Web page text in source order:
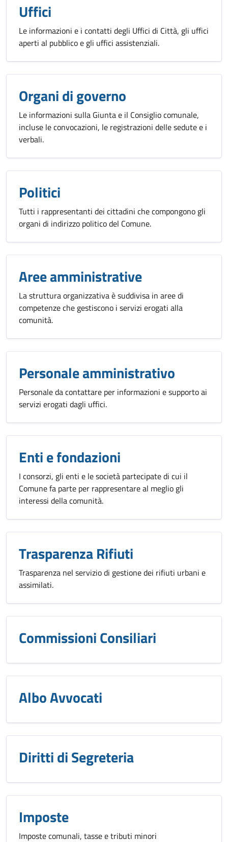
Uffici
Le informazioni e i contatti degli Uffici di Città, gli uffici
aperti al pubblico e gli uffici assistenziali.
Organi di governo
Le informazioni sulla Giunta e il Consiglio comunale,
incluse le convocazioni, le registrazioni delle sedute e i
verbali.
Politici
Tutti i rappresentanti dei cittadini che compongono gli
organi di indirizzo politico del Comune.
Aree amministrative
La struttura organizzativa è suddivisa in aree di
competenze che gestiscono i servizi erogati alla
comunità.
Personale amministrativo
Personale da contattare per informazioni e supporto ai
servizi erogati dagli uffici.
Enti e fondazioni
I consorzi, gli enti e le società partecipate di cui il
Comune fa parte per rappresentare al meglio gli
interessi della comunità.
Trasparenza Rifiuti
Trasparenza nel servizio di gestione dei rifiuti urbani e
assimilati.
Commissioni Consiliari
Albo Avvocati
Diritti di Segreteria
Imposte
Imposte comunali, tasse e tributi minori